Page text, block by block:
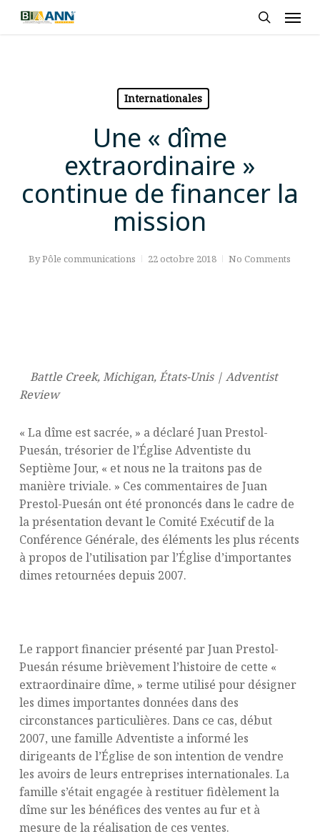
Skip
Internationales
Une « dîme
extraordinaire »
continue de financer la
mission
ByPôle communications 22 octobre 2018 No Comments
Battle Creek, Michigan, États-Unis | Adventist
Review
« La dîme est sacrée, » a déclaré Juan Prestol-
Puesán, trésorier de l’Église Adventiste du
Septième Jour, « et nous ne la traitons pas de
manière triviale. » Ces commentaires de Juan
Prestol-Puesán ont été prononcés dans le cadre de
la présentation devant le Comité Exécutif de la
Conférence Générale, des éléments les plus récents
à propos de l’utilisation par l’Église d’importantes
dimes retournées depuis 2007.
Le rapport financier présenté par Juan Prestol-
Puesán résume brièvement l’histoire de cette «
extraordinaire dîme, » terme utilisé pour désigner
les dimes importantes données dans des
circonstances particulières. Dans ce cas, début
2007, une famille Adventiste a informé les
dirigeants de l’Église de son intention de vendre
les avoirs de leurs entreprises internationales. La
famille s’était engagée à restituer fidèlement la
dîme sur les bénéfices des ventes au fur et à
mesure de la réalisation de ces ventes.